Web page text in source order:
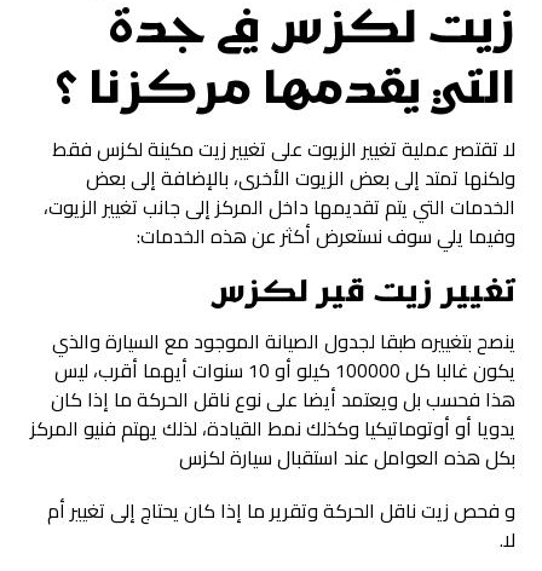
زيت لكزس في جدة
التي يقدمها مركزنا ؟
لا تقتصر عملية تغيير الزيوت على تغيير زيت مكينة لكزس فقط
ولكنها تمتد إلى بعض الزيوت الأخرى، بالإضافة إلى بعض
الخدمات التي يتم تقديمها داخل المركز إلى جانب تغيير الزيوت،
وفيما يلي سوف نستعرض أكثر عن هذه الخدمات:
تغيير زيت قير لكزس
ينصح بتغييره طبقا لجدول الصيانة الموجود مع السيارة والذي
يكون غالبا كل 100000 كيلو أو 10 سنوات أيهما أقرب، ليس
هذا فحسب بل ويعتمد أيضا على نوع ناقل الحركة ما إذا كان
يدويا أو أوتوماتيكيا وكذلك نمط القيادة، لذلك يهتم فنيو المركز
بكل هذه العوامل عند استقبال سيارة لكزس
و فحص زيت ناقل الحركة وتقرير ما إذا كان يحتاج إلى تغيير أم
لا.